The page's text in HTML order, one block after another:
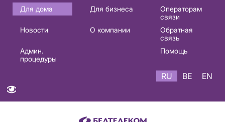
Основная
навигация
Для дома Для бизнеса
Операторам
связи
Новости
О компании
Обратная
связь
Админ.
процедуры
Помощь
RU BE EN